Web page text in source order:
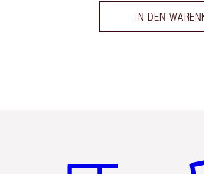
IN DEN